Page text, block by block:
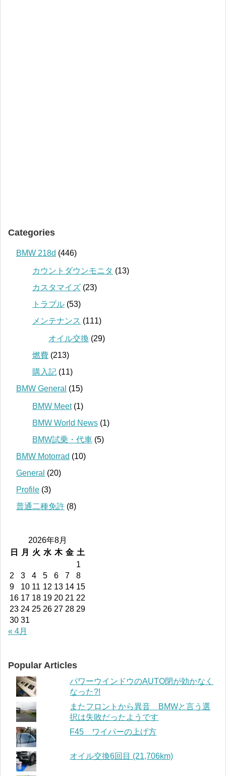
Categories
BMW 218d (446)
カウントダウンモニタ (13)
カスタマイズ (23)
トラブル (53)
メンテナンス (111)
オイル交換 (29)
燃費 (213)
購入記 (11)
BMW General (15)
BMW Meet(1)
BMW World News (1)
BMW試乗・代車 (5)
BMW Motorrad (10)
General (20)
Profile (3)
普通二種免許 (8)
2026年8月
日
月 火 水 木 金 土
1
2
3 4 5 6 7
8
9
10 11 12 13 14 15
16 17 18 19 20 21 22
23 24 25 26 27 28 29
30 31
« 4月
Popular Articles
パワーウインドウのAUTO閉が効かなく
なった?!
またフロントから異音 BMWと言う選
択は失敗だったようです
F45 ワイパーの上げ方
オイル交換6回目 (21,706km)